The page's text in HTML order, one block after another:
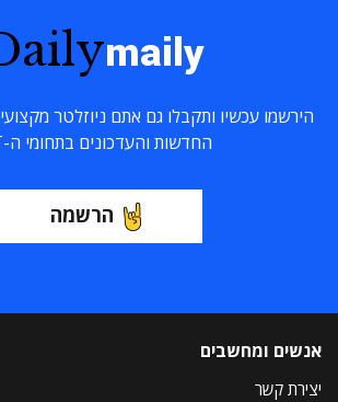
maily
הירשמו עכשיו ותקבלו גם אתם ניוזלטר
החדשות והעדכונים בתחומי ה-ICT
הרשמה
אנשים ומחשבים
יצירת קשר